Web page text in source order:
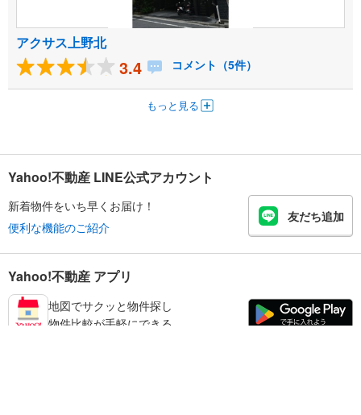
アクサス上野北
3.4 コメント（5件）
もっと見る
Yahoo!不動産 LINE公式アカウント
新着物件をいち早くお届け！
便利な機能のご紹介
友だち追加
Yahoo!不動産 アプリ
地図でサクッと物件探し
物件比較が手軽にできる